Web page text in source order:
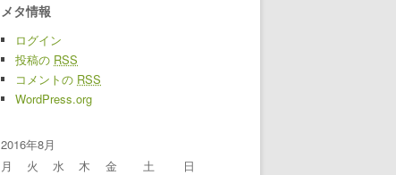
メタ情報
ログイン
投稿の RSS
コメントの RSS
WordPress.org
2016年8月
月
火 水 木 金 土 日